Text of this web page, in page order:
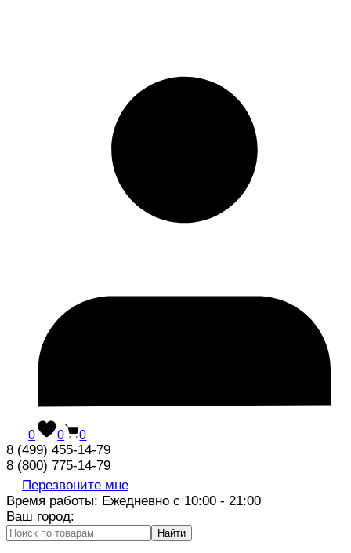
0 0 0
8 (499) 455-14-79
8 (800) 775-14-79
Перезвоните мне
Время работы: Ежедневно с 10:00 - 21:00
Ваш город:
Найти